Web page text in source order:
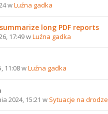
wLuźna gadka
long PDF reports
17:49 wLuźna gadka
11:08 wLuźna gadka
2024, 15:21 w Sytuacje na drodze